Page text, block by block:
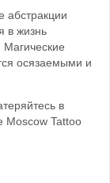
абстракции
в жизнь
осязаемыми и
в
Moscow Tattoo